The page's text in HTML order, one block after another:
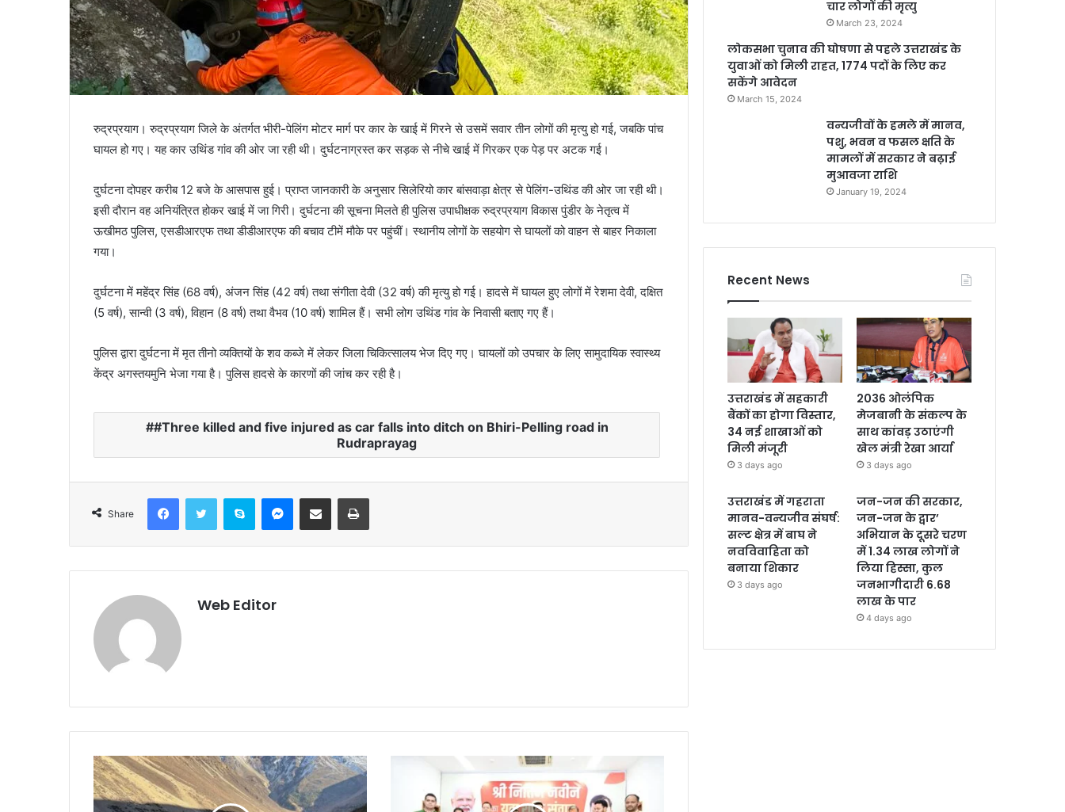
रुद्रप्रयाग। रुद्रप्रयाग जिले के अंतर्गत भीरी-पेलिंग मोटर मार्ग पर कार के खाई में गिरने से उसमें सवार तीन लोगों की मृत्यु हो गई, जबकि पांच
घायल हो गए। यह कार उथिंड गांव की ओर जा रही थी। दुर्घटनाग्रस्त कर सड़क से नीचे खाई में गिरकर एक पेड़ पर अटक गई।
दुर्घटना दोपहर करीब 12 बजे के आसपास हुई। प्राप्त जानकारी के अनुसार सिलेरियो कार बांसवाड़ा क्षेत्र से पेलिंग-उथिंड की ओर जा रही थी।
इसी दौरान वह अनियंत्रित होकर खाई में जा गिरी। दुर्घटना की सूचना मिलते ही पुलिस उपाधीक्षक रुद्रप्रयाग विकास पुंडीर के नेतृत्व में
ऊखीमठ पुलिस, एसडीआरएफ तथा डीडीआरएफ की बचाव टीमें मौके पर पहुंचीं। स्थानीय लोगों के सहयोग से घायलों को वाहन से बाहर निकाला
गया।
दुर्घटना में महेंद्र सिंह (68 वर्ष), अंजन सिंह (42 वर्ष) तथा संगीता देवी (32 वर्ष) की मृत्यु हो गई। हादसे में घायल हुए लोगों में रेशमा देवी, दक्षित
(5 वर्ष), सान्वी (3 वर्ष), विहान (8 वर्ष) तथा वैभव (10 वर्ष) शामिल हैं। सभी लोग उथिंड गांव के निवासी बताए गए हैं।
पुलिस द्वारा दुर्घटना में मृत तीनो व्यक्तियों के शव कब्जे में लेकर जिला चिकित्सालय भेज दिए गए। घायलों को उपचार के लिए सामुदायिक स्वास्थ्य
केंद्र अगस्तयमुनि भेजा गया है। पुलिस हादसे के कारणों की जांच कर रही है।
#Three killed and five injured as car falls into ditch on Bhiri-Pelling road in
Rudraprayag
Share
Web Editor
चार लोगों की मृत्यु
March 23, 2024
लोकसभा चुनाव की घोषणा से पहले उत्तराखंड के
युवाओं को मिली राहत, 1774 पदों के लिए कर
सकेंगे आवेदन
March 15, 2024
वन्यजीवों के हमले में मानव,
पशु, भवन व फसल क्षति के
मामलों में सरकार ने बढ़ाई
मुआवजा राशि
January 19, 2024
Recent News
उत्तराखंड में सहकारी
बैंकों का होगा विस्तार,
34 नई शाखाओं को
मिली मंजूरी
3 days ago
2036 ओलंपिक
मेजबानी के संकल्प के
साथ कांवड़ उठाएंगी
खेल मंत्री रेखा आर्या
3 days ago
उत्तराखंड में गहराता
मानव-वन्यजीव संघर्ष:
सल्ट क्षेत्र में बाघ ने
नवविवाहिता को
बनाया शिकार
3 days ago
जन-जन की सरकार,
जन-जन के द्वार’
अभियान के दूसरे चरण
में 1.34 लाख लोगों ने
लिया हिस्सा, कुल
जनभागीदारी 6.68
लाख के पार
4 days ago